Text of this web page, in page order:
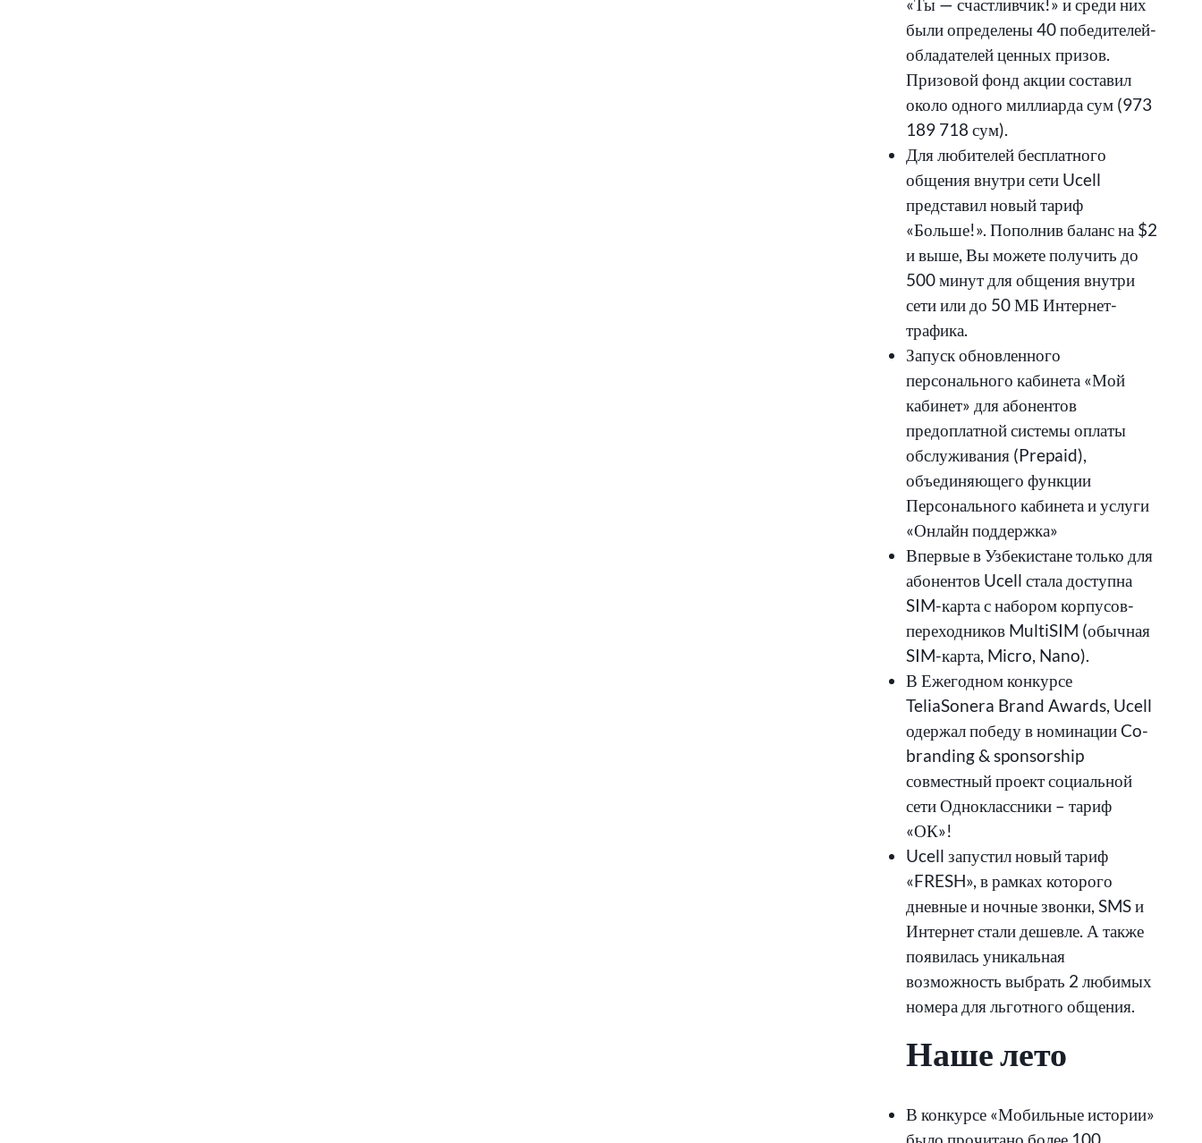
были определены 40 победителей-
обладателей ценных призов.
Призовой фонд акции составил
около одного миллиарда сум (973
189 718 сум).
Для любителей бесплатного
общения внутри сети Ucell
представил новый тариф
«Больше!». Пополнив баланс на $2
и выше, Вы можете получить до
500 минут для общения внутри
сети или до 50 МБ Интернет-
трафика.
Запуск обновленного
персонального кабинета «Мой
кабинет» для абонентов
предоплатной системы оплаты
обслуживания (Prepaid),
объединяющего функции
Персонального кабинета и услуги
«Онлайн поддержка»
Впервые в Узбекистане только для
абонентов Ucell стала доступна
SIM-карта с набором корпусов-
переходников MultiSIM (обычная
SIM-карта, Micro, Nano).
В Ежегодном конкурсе
TeliaSonera Brand Awards, Ucell
одержал победу в номинации Co-
branding & sponsorship
совместный проект социальной
сети Одноклассники – тариф
«ОК»!
Ucell запустил новый тариф
«FRESH», в рамках которого
дневные и ночные звонки, SMS и
Интернет стали дешевле. А также
появилась уникальная
возможность выбрать 2 любимых
номера для льготного общения.
Наше лето
В конкурсе «Мобильные истории»